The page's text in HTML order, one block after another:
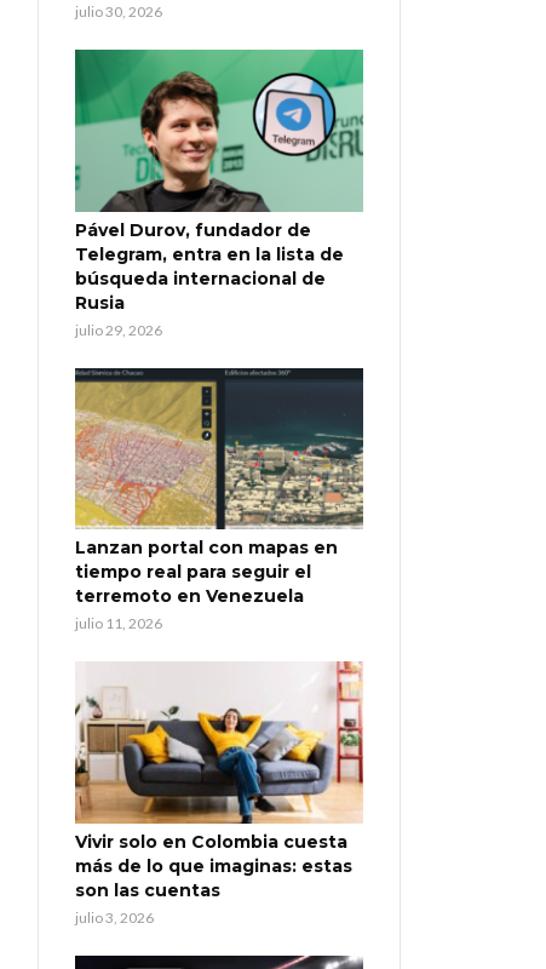
julio 30, 2026
Pável Durov, fundador de
Telegram, entra en la lista de
búsqueda internacional de
Rusia
julio 29, 2026
Lanzan portal con mapas en
tiempo real para seguir el
terremoto en Venezuela
julio 11, 2026
Vivir solo en Colombia cuesta
más de lo que imaginas: estas
son las cuentas
julio 3, 2026